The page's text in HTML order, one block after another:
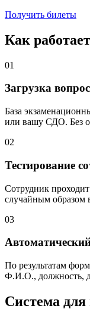
Получить билеты
Как
01
Загрузка
База
или вашу СДО. Без
02
Тестирование
Сотрудник
случайным образом
03
По результатам
Ф.И.О., должность,
Система